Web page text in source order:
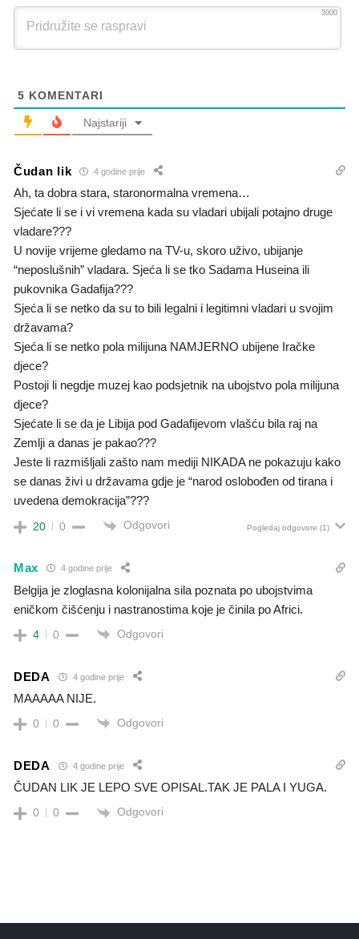
3000
5 KOMENTARI
Najstariji
Čudan lik 4 godine prije
Ah, ta dobra stara, staronormalna vremena…
Sjećate li se i vi vremena kada su vladari ubijali potajno druge
vladare???
U novije vrijeme gledamo na TV-u, skoro uživo, ubijanje
“neposlušnih” vladara. Sjeća li se tko Sadama Huseina ili
pukovnika Gadafija???
Sjeća li se netko da su to bili legalni i legitimni vladari u svojim
državama?
Sjeća li se netko pola milijuna NAMJERNO ubijene Iračke
djece?
Postoji li negdje muzej kao podsjetnik na ubojstvo pola milijuna
djece?
Sjećate li se da je Libija pod Gadafijevom vlašću bila raj na
Zemlji a danas je pakao???
Jeste li razmišljali zašto nam mediji NIKADA ne pokazuju kako
se danas živi u državama gdje je “narod oslobođen od tirana i
uvedena demokracija”???
20 0 Odgovori Pogledaj odgovore (1)
Max 4 godine prije
Belgija je zloglasna kolonijalna sila poznata po ubojstvima
eničkom čišćenju i nastranostima koje je činila po Africi.
4 0 Odgovori
DEDA 4 godine prije
MAAAAA NIJE.
0 0 Odgovori
DEDA 4 godine prije
ČUDAN LIK JE LEPO SVE OPISAL.TAK JE PALA I YUGA.
0 0 Odgovori